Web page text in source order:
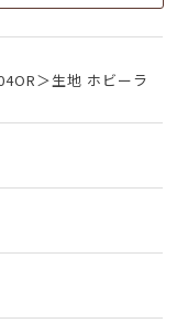
＞生地 ホビーラ